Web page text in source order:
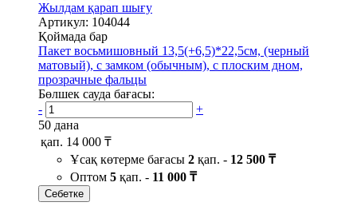
Жылдам қарап шығу
Артикул: 104044
Қоймада бар
Пакет восьмишовный 13,5(+6,5)*22,5см, (черный
матовый), с замком (обычным), с плоским дном,
прозрачные фальцы
Бөлшек сауда бағасы:
-
+
50 дана
қап. 14 000 ₸
Ұсақ көтерме бағасы 2 қап. - 12 500 ₸
Оптом 5 қап. - 11 000 ₸
Себетке